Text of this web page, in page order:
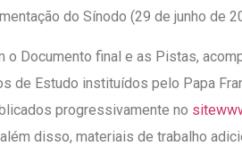
do Sínodo (29 de junho de
o Documento final e as Pistas,
de Estudo instituídos pelo Papa
progressivamente no
disso, materiais de trabalho